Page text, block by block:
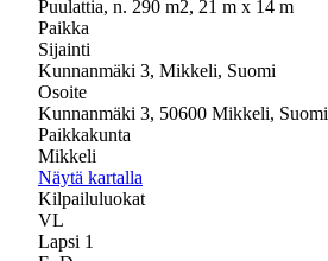
Puulattia, n. 290 m2, 21 m x 14 m
Paikka
Sijainti
Kunnanmäki 3, Mikkeli, Suomi
Osoite
Kunnanmäki 3, 50600 Mikkeli, Suomi
Paikkakunta
Mikkeli
Näytä kartalla
Kilpailuluokat
VL
Lapsi 1